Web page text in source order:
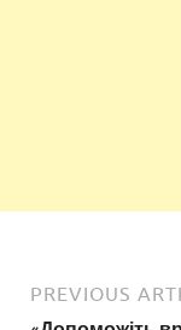
PREVIOUS